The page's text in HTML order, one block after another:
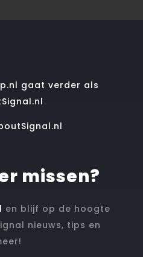
gaat verder als
missen?
en blijf op de hoogte
nieuws, tips en